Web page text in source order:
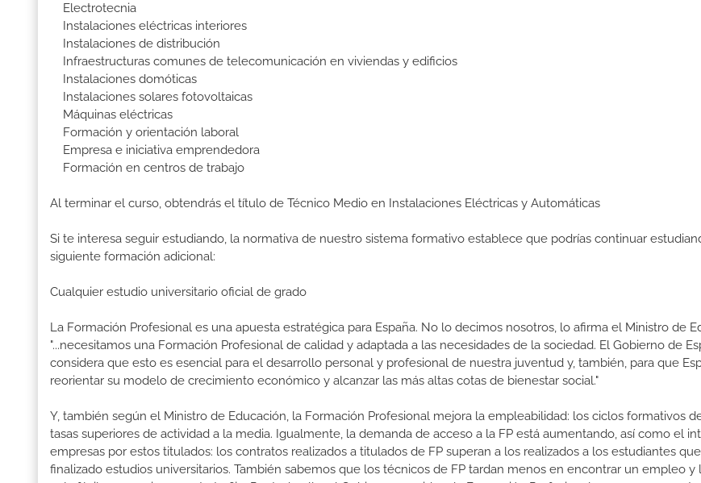
Electrotecnia
Instalaciones eléctricas interiores
Instalaciones de distribución
Infraestructuras comunes de telecomunicación en viviendas y edificios
Instalaciones domóticas
Instalaciones solares fotovoltaicas
Máquinas eléctricas
Formación y orientación laboral
Empresa e iniciativa emprendedora
Formación en centros de trabajo
Al terminar el curso, obtendrás el título de Técnico Medio en Instalaciones Eléctricas y Automáticas
Si te interesa seguir estudiando, la normativa de nuestro sistema formativo establece que podrías continuar
siguiente formación adicional:
Cualquier estudio universitario oficial de grado
La Formación Profesional es una apuesta estratégica para España. No lo decimos nosotros, lo afirma el Ministro de
"...necesitamos una Formación Profesional de calidad y adaptada a las necesidades de la sociedad. El Gobierno de
considera que esto es esencial para el desarrollo personal y profesional de nuestra juventud y, también, para que
reorientar su modelo de crecimiento económico y alcanzar las más altas cotas de bienestar social."
Y, también según el Ministro de Educación, la Formación Profesional mejora la empleabilidad: los ciclos formativos
tasas superiores de actividad a la media. Igualmente, la demanda de acceso a la FP está aumentando, así como el
empresas por estos titulados: los contratos realizados a titulados de FP superan a los realizados a los estudiantes
finalizado estudios universitarios. También sabemos que los técnicos de FP tardan menos en encontrar un empleo y